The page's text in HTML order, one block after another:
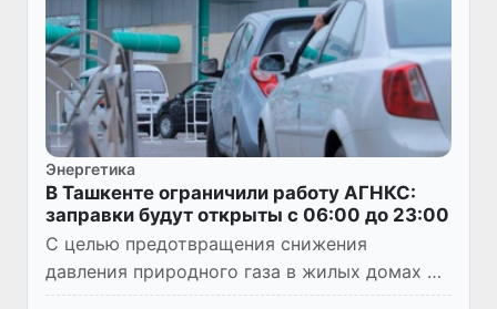
Энергетика
В Ташкенте ограничили работу АГНКС:
заправки будут открыты с 06:00 до 23:00
С целью предотвращения снижения
давления природного газа в жилых домах и
социальных объектах временно вводятся